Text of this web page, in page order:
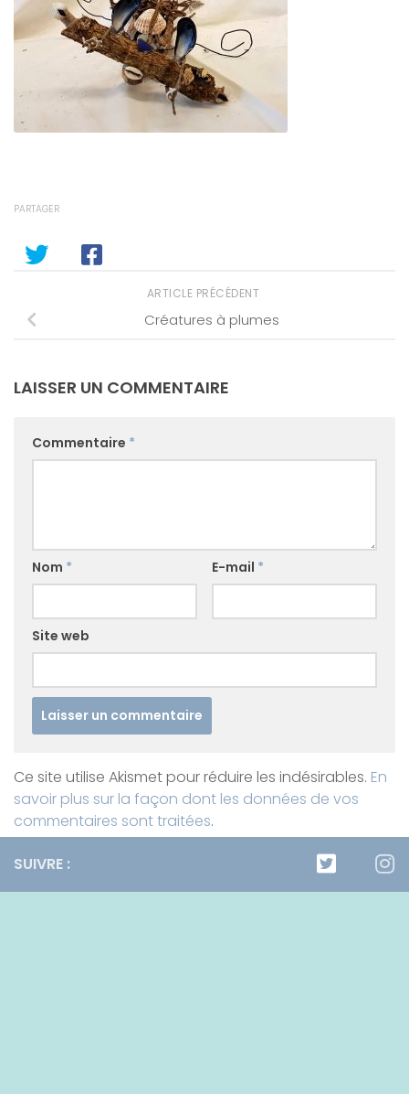
PARTAGER
ARTICLE PRÉCÉDENT
Créatures à plumes
LAISSER UN COMMENTAIRE
Commentaire *
Nom * E-mail *
Site web
Ce site utilise Akismet pour réduire les indésirables. En
savoir plus sur la façon dont les données de vos
commentaires sont traitées.
SUIVRE :